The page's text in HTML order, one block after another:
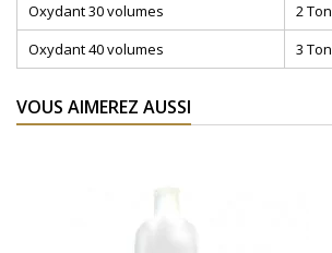
Oxydant 30 volumes
2
Oxydant 40 volumes
3
VOUS AIMEREZ AUSSI